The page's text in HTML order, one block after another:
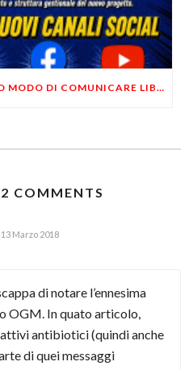
ARRIVA MOLIB, UN ALTRO MODO DI COMUNICARE LIBERTARIO
COMMENTS
13 Marzo 2018
di notare l’ennesima
OGM. In quato articolo,
antibiotici (quindi anche
di quei messaggi